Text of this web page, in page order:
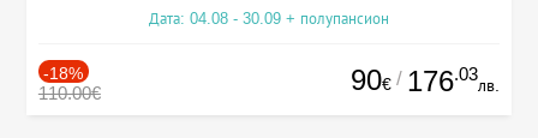
Дата: 04.08 - 30.09 + полупансион
-18%
110.00€ 90€ / 176.03
лв.